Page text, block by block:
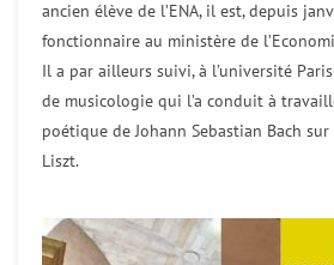
ancien élève de l’ENA, il est, depuis
fonctionnaire au ministère de
Il a par ailleurs suivi, à l’université
de musicologie qui l’a conduit à
poétique de Johann Sebastian Bach
Liszt.